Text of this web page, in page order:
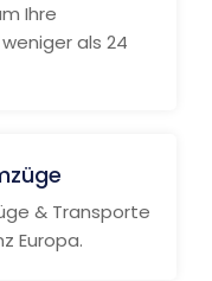
Ihre
als 24
& Transporte
Europa.